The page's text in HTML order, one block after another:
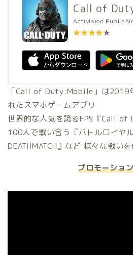
Call of
Activision
★★★★★
★★★★★
「Call of Duty:Mobile」は2019
れたスマホゲームアプリ
世界的な人気を誇るFPS『Call of
100人で戦い合う『バトルロイヤ
DEATHMATCH』など 様々な戦い
プロモーショ